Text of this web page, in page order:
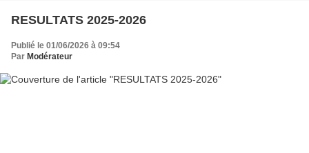
RESULTATS 2025-2026
Publié le 01/06/2026 à 09:54
Par Modérateur